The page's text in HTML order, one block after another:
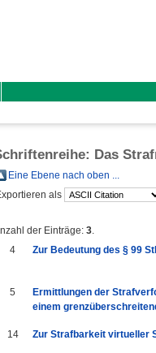
Das
Eine Ebene nach oben ...
als
der Einträge: 3.
4
Zur Bedeutung des § 99
5
Ermittlungen der
einem
14 Zur Strafbarkeit virtueller